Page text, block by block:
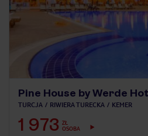
Pine House by Werde
TURCJA RIWIERA TURECKA KEMER
1 973 ZŁ
OSOBA